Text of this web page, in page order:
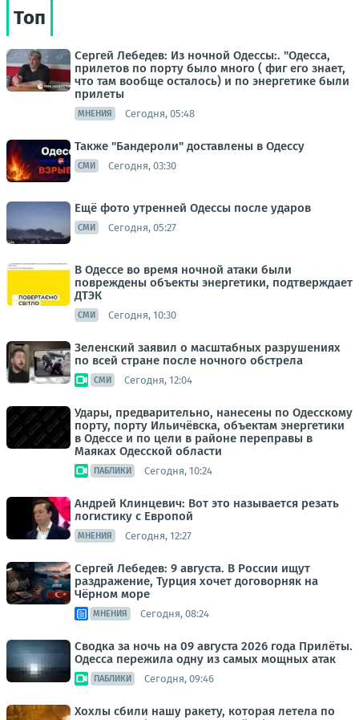
Топ
Сергей Лебедев: Из ночной Одессы:. "Одесса,
прилетов по порту было много ( фиг его знает,
что там вообще осталось) и по энергетике были
прилеты
МНЕНИЯ Сегодня, 05:48
Также "Бандероли" доставлены в Одессу
СМИ Сегодня, 03:30
Ещё фото утренней Одессы после ударов
СМИ Сегодня, 05:27
В Одессе во время ночной атаки были
повреждены объекты энергетики, подтверждает
ДТЭК
СМИ Сегодня, 10:30
Зеленский заявил о масштабных разрушениях
по всей стране после ночного обстрела
СМИ Сегодня, 12:04
Удары, предварительно, нанесены по Одесскому
порту, порту Ильичёвска, объектам энергетики
в Одессе и по цели в районе переправы в
Маяках Одесской области
ПАБЛИКИ Сегодня, 10:24
Андрей Клинцевич: Вот это называется резать
логистику с Европой
МНЕНИЯ Сегодня, 12:27
Сергей Лебедев: 9 августа. В России ищут
раздражение, Турция хочет договорняк на
Чёрном море
МНЕНИЯ Сегодня, 08:24
Сводка за ночь на 09 августа 2026 года Прилёты.
Одесса пережила одну из самых мощных атак
ПАБЛИКИ Сегодня, 09:46
Хохлы сбили нашу ракету, которая летела по